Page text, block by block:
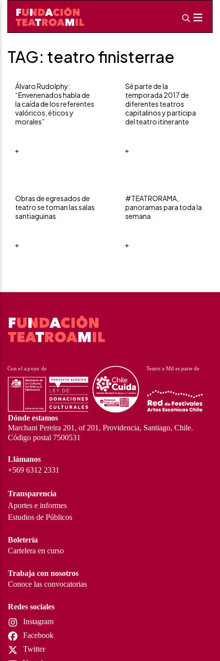
TAG: teatro finisterrae
Álvaro Rudolphy:
“Envenenados habla de
la caída de los referentes
valóricos, éticos y
morales”
+
Sé parte de la
temporada 2017 de
diferentes teatros
capitalinos y participa
del teatro itinerante
+
Obras de egresados de
teatro se toman las salas
santiaguinas
+
#TEATRORAMA,
panoramas para toda la
semana
+
Dónde estamos
Marchant Pereira 201, of 201, Providencia, Santiago, Chile.
Código postal 7500531
Llámanos
+569 6312 2331
Transparencia
Aportes e informes
Estudios de Públicos
Boletería
Cartelera en curso
Trabaja con nosotros
Conoce las convocatorias
Redes sociales
Instagram
Facebook
Twitter